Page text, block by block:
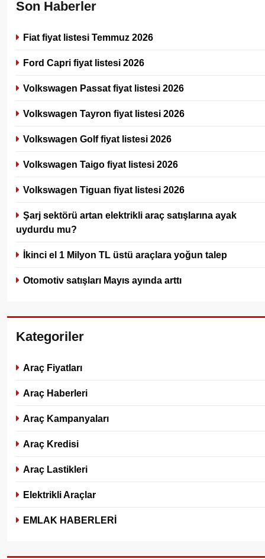
Son Haberler
Fiat fiyat listesi Temmuz 2026
Ford Capri fiyat listesi 2026
Volkswagen Passat fiyat listesi 2026
Volkswagen Tayron fiyat listesi 2026
Volkswagen Golf fiyat listesi 2026
Volkswagen Taigo fiyat listesi 2026
Volkswagen Tiguan fiyat listesi 2026
Şarj sektörü artan elektrikli araç satışlarına ayak
uydurdu mu?
İkinci el 1 Milyon TL üstü araçlara yoğun talep
Otomotiv satışları Mayıs ayında arttı
Kategoriler
Araç Fiyatları
Araç Haberleri
Araç Kampanyaları
Araç Kredisi
Araç Lastikleri
Elektrikli Araçlar
EMLAK HABERLERİ